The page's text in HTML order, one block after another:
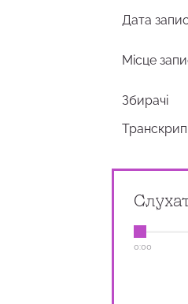
Дата
Місце
Збирачi
0:00